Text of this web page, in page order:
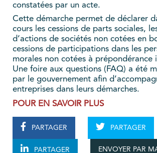
constatées par un acte.
Cette démarche permet de déclarer
cours les cessions de parts sociales,
d’actions de sociétés non cotées en
cessions de participations dans les
morales non cotées à prépondérance
Une foire aux questions (FAQ) a été
par le gouvernement afin
entreprises dans leurs démarches.
POUR EN SAVOIR PLUS
PARTAGER PARTAGER
PARTAGER ENVOYER PAR